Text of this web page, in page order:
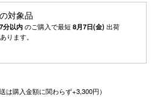
対象品
分以内のご購入で最短8月7日(金)出荷
ります。
は購入金額に関わらず+3,300円）